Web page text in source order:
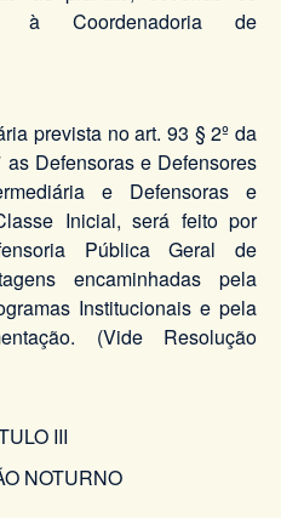
à Coordenadoria de
prevista no art. 93 § 2º da
Defensoras e Defensores
e Defensoras e
Inicial, será feito por
Pública Geral de
encaminhadas pela
Institucionais e pela
(Vide Resolução
III
NOTURNO